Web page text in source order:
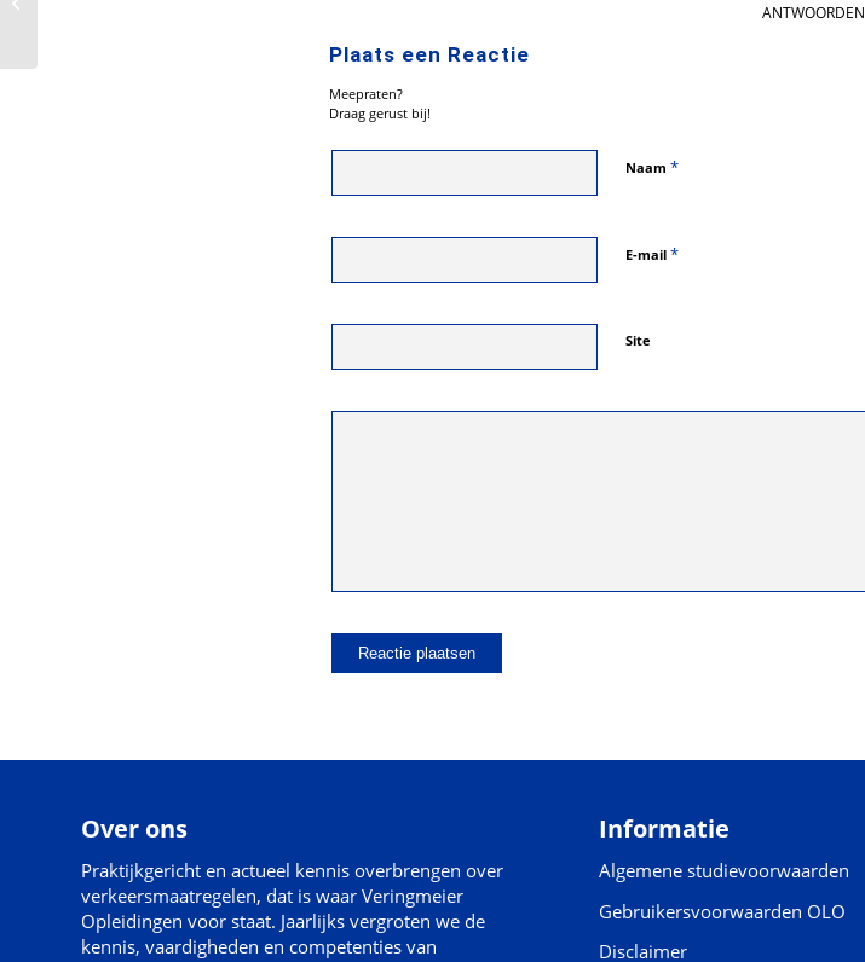
ANTWOORDEN
Plaats een Reactie
Meepraten?
Draag gerust bij!
Naam *
E-mail *
Site
Over ons
Praktijkgericht en actueel kennis overbrengen over
verkeersmaatregelen, dat is waar Veringmeier
Opleidingen voor staat. Jaarlijks vergroten we de
kennis, vaardigheden en competenties van
Informatie
Algemene studievoorwaarden
Gebruikersvoorwaarden OLO
Disclaimer